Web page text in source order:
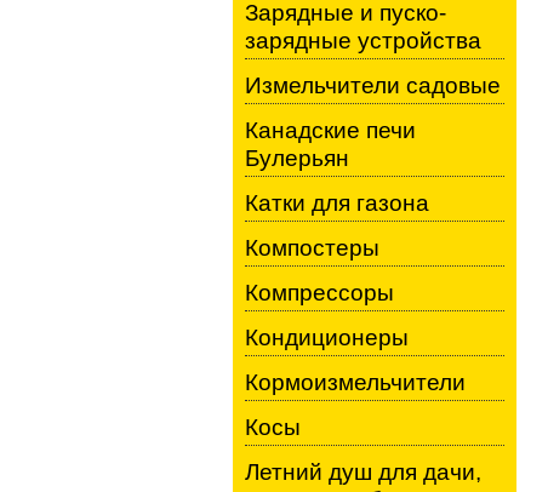
Зарядные и пуско-
зарядные устройства
Измельчители садовые
Канадские печи
Булерьян
Катки для газона
Компостеры
Компрессоры
Кондиционеры
Кормоизмельчители
Косы
Летний душ для дачи,